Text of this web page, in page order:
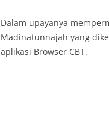
Dalam upayanya
Madinatunnajah yang
aplikasi Browser CBT.